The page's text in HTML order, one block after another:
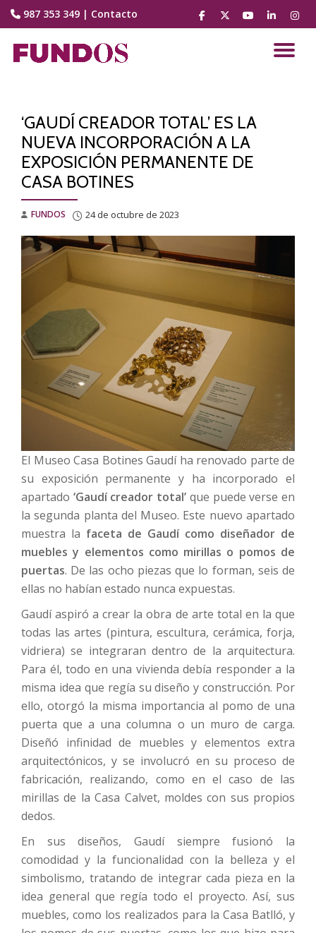
contenido
987 353 349 | Contacto
fa-
facebook
fa-
brands
fa-
youtube-
fa-
linkedin
fa-
‘GAUDÍ CREADOR TOTAL’ ES LA
NUEVA INCORPORACIÓN A LA
EXPOSICIÓN PERMANENTE DE
CASA BOTINES
FUNDOS 24 de octubre de 2023
El Museo Casa Botines Gaudí ha renovado parte de
su exposición permanente y ha incorporado el
apartado ‘Gaudí creador total’ que puede verse en
la segunda planta del Museo. Este nuevo apartado
muestra la faceta de Gaudí como diseñador de
muebles y elementos como mirillas o pomos de
puertas. De las ocho piezas que lo forman, seis de
ellas no habían estado nunca expuestas.
Gaudí aspiró a crear la obra de arte total en la que
todas las artes (pintura, escultura, cerámica, forja,
vidriera) se integraran dentro de la arquitectura.
Para él, todo en una vivienda debía responder a la
misma idea que regía su diseño y construcción. Por
ello, otorgó la misma importancia al pomo de una
puerta que a una columna o un muro de carga.
Diseñó infinidad de muebles y elementos extra
arquitectónicos, y se involucró en su proceso de
fabricación, realizando, como en el caso de las
mirillas de la Casa Calvet, moldes con sus propios
dedos.
En sus diseños, Gaudí siempre fusionó la
comodidad y la funcionalidad con la belleza y el
simbolismo, tratando de integrar cada pieza en la
idea general que regía todo el proyecto. Así, sus
muebles, como los realizados para la Casa Batlló, y